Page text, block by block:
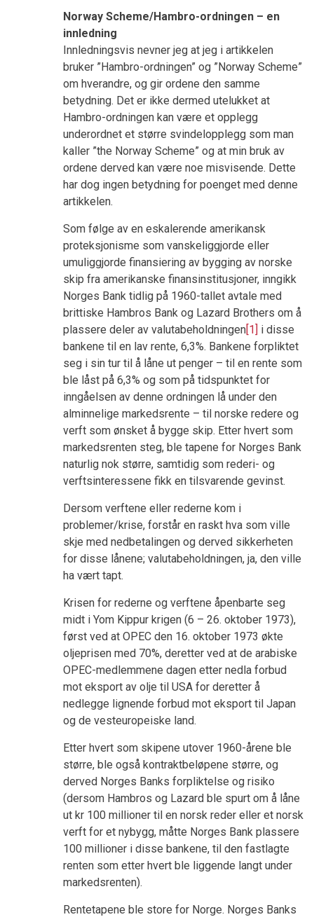
Norway Scheme/Hambro-ordningen – en
innledning
Innledningsvis nevner jeg at jeg i artikkelen
bruker ”Hambro-ordningen” og ”Norway Scheme”
om hverandre, og gir ordene den samme
betydning. Det er ikke dermed utelukket at
Hambro-ordningen kan være et opplegg
underordnet et større svindelopplegg som man
kaller ”the Norway Scheme” og at min bruk av
ordene derved kan være noe misvisende. Dette
har dog ingen betydning for poenget med denne
artikkelen.
Som følge av en eskalerende amerikansk
proteksjonisme som vanskeliggjorde eller
umuliggjorde finansiering av bygging av norske
skip fra amerikanske finansinstitusjoner, inngikk
Norges Bank tidlig på 1960-tallet avtale med
brittiske Hambros Bank og Lazard Brothers om å
plassere deler av valutabeholdningen[1] i disse
bankene til en lav rente, 6,3%. Bankene forpliktet
seg i sin tur til å låne ut penger – til en rente som
ble låst på 6,3% og som på tidspunktet for
inngåelsen av denne ordningen lå under den
alminnelige markedsrente – til norske redere og
verft som ønsket å bygge skip. Etter hvert som
markedsrenten steg, ble tapene for Norges Bank
naturlig nok større, samtidig som rederi- og
verftsinteressene fikk en tilsvarende gevinst.
Dersom verftene eller rederne kom i
problemer/krise, forstår en raskt hva som ville
skje med nedbetalingen og derved sikkerheten
for disse lånene; valutabeholdningen, ja, den ville
ha vært tapt.
Krisen for rederne og verftene åpenbarte seg
midt i Yom Kippur krigen (6 – 26. oktober 1973),
først ved at OPEC den 16. oktober 1973 økte
oljeprisen med 70%, deretter ved at de arabiske
OPEC-medlemmene dagen etter nedla forbud
mot eksport av olje til USA for deretter å
nedlegge lignende forbud mot eksport til Japan
og de vesteuropeiske land.
Etter hvert som skipene utover 1960-årene ble
større, ble også kontraktbeløpene større, og
derved Norges Banks forpliktelse og risiko
(dersom Hambros og Lazard ble spurt om å låne
ut kr 100 millioner til en norsk reder eller et norsk
verft for et nybygg, måtte Norges Bank plassere
100 millioner i disse bankene, til den fastlagte
renten som etter hvert ble liggende langt under
markedsrenten).
Rentetapene ble store for Norge. Norges Banks